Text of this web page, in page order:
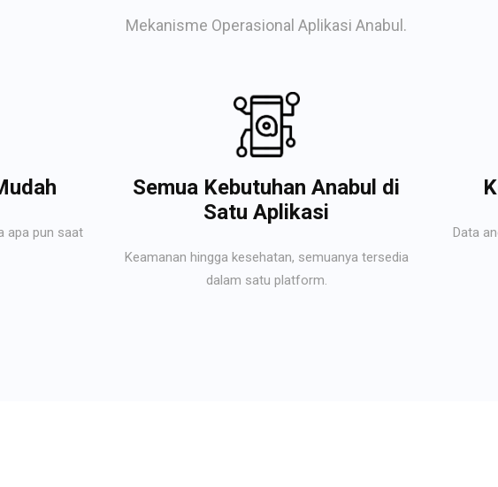
Mekanisme Operasional Aplikasi Anabul.
apa pun saat
Semua Kebutuhan Anabul di
Satu Aplikasi
Keamanan hingga kesehatan, semuanya tersedia
dalam satu platform.
Data